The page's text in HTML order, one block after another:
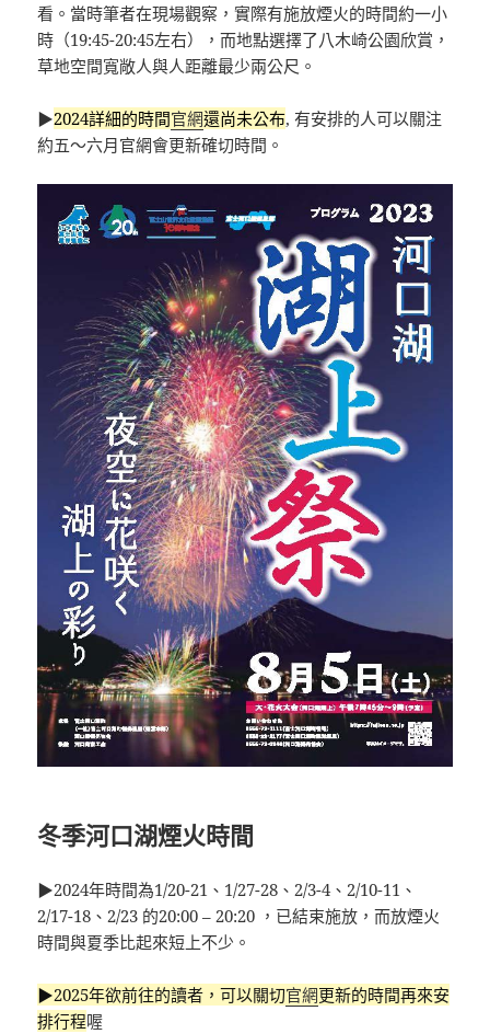
看。當時筆者在現場觀察，實際有施放煙火的時間約一小
時（19:45-20:45左右），而地點選擇了八木崎公園欣賞，
草地空間寬敞人與人距離最少兩公尺。
▶2024詳細的時間官網還尚未公布, 有安排的人可以關注
約五～六月官網會更新確切時間。
冬季河口湖煙火時間
▶2024年時間為1/20-21、1/27-28、2/3-4、2/10-11、
2/17-18、2/23 的20:00 – 20:20 ，已結束施放，而放煙火
時間與夏季比起來短上不少。
▶2025年欲前往的讀者，可以關切官網更新的時間再來安
排行程喔